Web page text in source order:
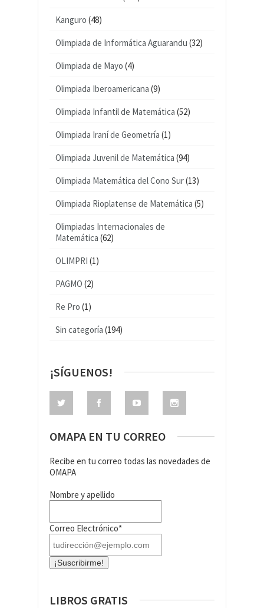
Kanguro (48)
Olimpiada de Informática Aguarandu (32)
Olimpiada de Mayo (4)
Olimpiada Iberoamericana (9)
Olimpiada Infantil de Matemática (52)
Olimpiada Iraní de Geometría (1)
Olimpiada Juvenil de Matemática (94)
Olimpiada Matemática del Cono Sur(13)
Olimpiada Rioplatense de Matemática (5)
Olimpiadas Internacionales de
Matemática (62)
OLIMPRI (1)
PAGMO (2)
Re Pro (1)
Sin categoría (194)
¡SÍGUENOS!
OMAPA EN TU CORREO
Recibe en tu correo todas las novedades de
OMAPA
Nombre y apellido
Correo Electrónico*
LIBROS GRATIS